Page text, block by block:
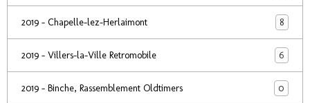
2019 - Chapelle-lez-Herlaimont 8
2019 - Villers-la-Ville Retromobile 6
2019 - Binche, Rassemblement Oldtimers 0